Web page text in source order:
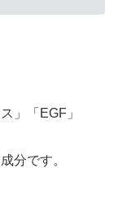
」「EGF」
分です。